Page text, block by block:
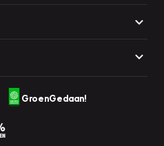
GroenGedaan!